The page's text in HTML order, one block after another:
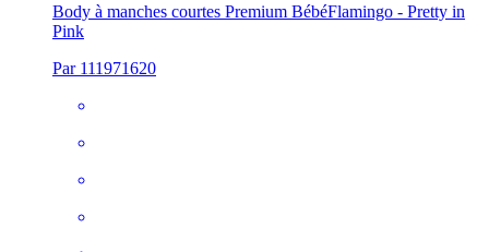
Body à manches courtes Premium BébéFlamingo - Pretty in
Pink
Par 111971620